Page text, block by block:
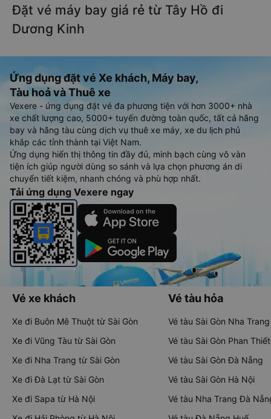
Đặt vé máy bay giá rẻ từ Tây Hồ đi
Dương Kinh
Ứng dụng đặt vé Xe khách, Máy bay,
Tàu hoả và Thuê xe
Vexere - ứng dụng đặt vé đa phương tiện với hơn 3000+ nhà
xe chất lượng cao, 5000+ tuyến đường toàn quốc, tất cả hãng
bay và hãng tàu cùng dịch vụ thuê xe máy, xe du lịch phủ
khắp các tỉnh thành tại Việt Nam.
Ứng dụng hiển thị thông tin đầy đủ, minh bạch cùng vô vàn
tiện ích giúp người dùng so sánh và lựa chọn phương án di
chuyển tiết kiệm, nhanh chóng và phù hợp nhất.
Tải ứng dụng Vexere ngay
Vé xe khách
Xe đi Buôn Mê Thuột từ Sài Gòn
Xe đi Vũng Tàu từ Sài Gòn
Xe đi Nha Trang từ Sài Gòn
Xe đi Đà Lạt từ Sài Gòn
Xe đi Sapa từ Hà Nội
Vé tàu hỏa
Vé tàu Sài Gòn Nha Trang
Vé tàu Sài Gòn Phan Thiết
Vé tàu Sài Gòn Đà Nẵng
Vé tàu Sài Gòn Hà Nội
Vé tàu Nha Trang Đà